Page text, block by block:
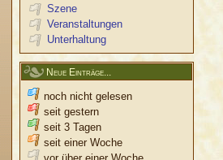
Szene
Veranstaltungen
Unterhaltung
Neue Einträge...
noch nicht gelesen
seit gestern
seit 3 Tagen
seit einer Woche